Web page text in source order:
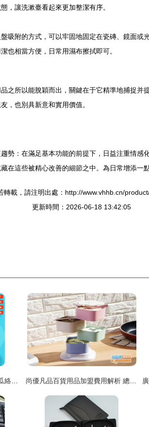
，讓洗漱臺看起來更加整潔有序。
吸附的方式，可以牢固地固定在瓷磚、鏡面
也相當方便，日常用濕布擦拭即可。
之所以能脫穎而出，關鍵在于它精準地捕捉
，也別具新意和實用價值。
勢：在滿足基本功能的前提下，日益注重情
這些被精心改善的細節之中。為日常增添一
轉載，請注明出處：http://www.vhhb.cn/
更新時間：2026-06-18 13:42:05